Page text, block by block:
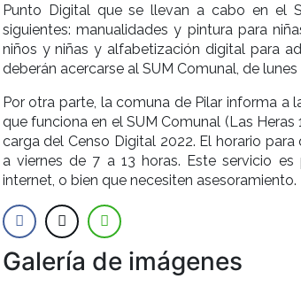
Punto Digital que se llevan a cabo en el
siguientes: manualidades y pintura para
niños y niñas y alfabetización digital para
deberán acercarse al SUM Comunal, de lunes
Por otra parte, la comuna de Pilar informa a
que funciona en el SUM Comunal (Las Heras
carga del Censo Digital 2022. El horario para
a viernes de 7 a 13 horas. Este servicio
internet, o bien que necesiten asesoramiento.
Galería de imágenes